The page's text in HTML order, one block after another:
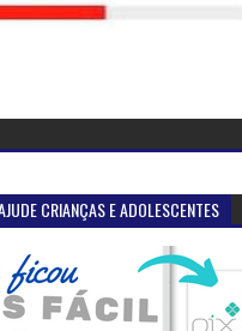
CRIANÇAS E ADOLESCENTES